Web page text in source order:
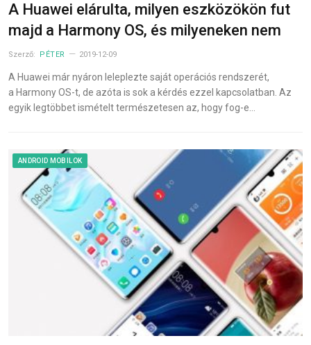
A Huawei elárulta, milyen eszközökön fut
majd a Harmony OS, és milyeneken nem
Szerző: PÉTER 2019-12-09
A Huawei már nyáron leleplezte saját operációs rendszerét,
a Harmony OS-t, de azóta is sok a kérdés ezzel kapcsolatban. Az
egyik legtöbbet ismételt természetesen az, hogy fog-e…
ANDROID MOBILOK